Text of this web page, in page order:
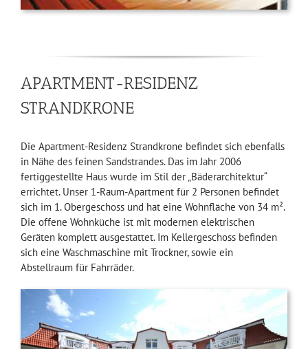
APARTMENT-RESIDENZ
STRANDKRONE
Die Apartment-Residenz Strandkrone befindet sich ebenfalls
in Nähe des feinen Sandstrandes. Das im Jahr 2006
fertiggestellte Haus wurde im Stil der „Bäderarchitektur“
errichtet. Unser 1-Raum-Apartment für 2 Personen befindet
sich im 1. Obergeschoss und hat eine Wohnfläche von 34 m².
Die offene Wohnküche ist mit modernen elektrischen
Geräten komplett ausgestattet. Im Kellergeschoss befinden
sich eine Waschmaschine mit Trockner, sowie ein
Abstellraum für Fahrräder.